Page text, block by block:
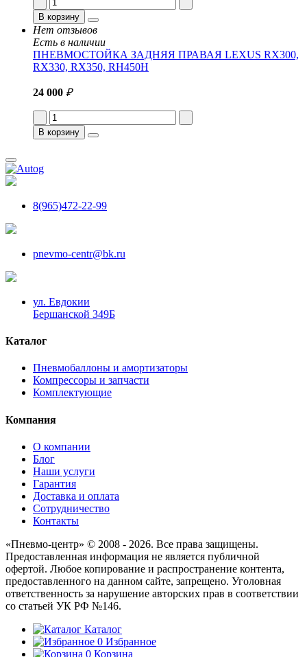
В корзину
Нет отзывов
Есть в наличии
ПНЕВМОСТОЙКА ЗАДНЯЯ ПРАВАЯ LEXUS RX300,
RX330, RX350, RH450H
24 000 ₽
В корзину
8(965)472-22-99
pnevmo-centr@bk.ru
ул. Евдокии
Бершанской 349Б
Каталог
Пневмобаллоны и амортизаторы
Компрессоры и запчасти
Комплектующие
Компания
О компании
Блог
Наши услуги
Гарантия
Доставка и оплата
Сотрудничество
Контакты
«Пневмо-центр» © 2008 - 2026. Все права защищены.
Предоставленная информация не является публичной
офертой. Любое копирование и распространение контента,
предоставленного на данном сайте, запрещено. Уголовная
ответственность за нарушение авторских прав в соответствии
со статьей УК РФ №146.
Каталог
0 Избранное
0 Корзина